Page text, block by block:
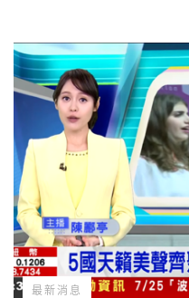
最新消息